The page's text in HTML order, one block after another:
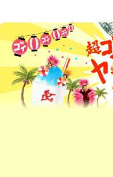
超ゴイゴイヤスー夏祭